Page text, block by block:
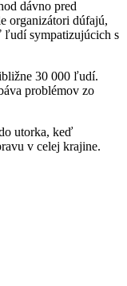
dávno pred
organizátori dúfajú,
ľudí sympatizujúcich s
30 000 ľudí.
problémov zo
utorka, keď
v celej krajine.